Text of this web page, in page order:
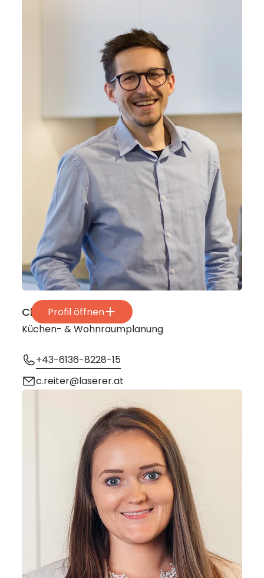
Profil öffnen
Christoph Reiter
Küchen- & Wohnraumplanung
+43-6136-8228-15
c.reiter@laserer.at